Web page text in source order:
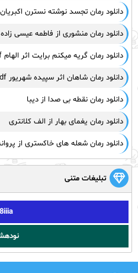
دانلود رمان تجسد نوشته نسترن
دانلود رمان منشوری از فاطمه عیسی
دانلود رمان گریه میکنم برایت اثر الهام pdf
دانلود رمان شاهان اثر سپیده شهریور pdf
دانلود رمان نقطه بی صدا از دیبا
دانلود رمان یغمای بهار از الف کلانتری
دانلود رمان شعله های خاکستری از
تبلیغات متنی